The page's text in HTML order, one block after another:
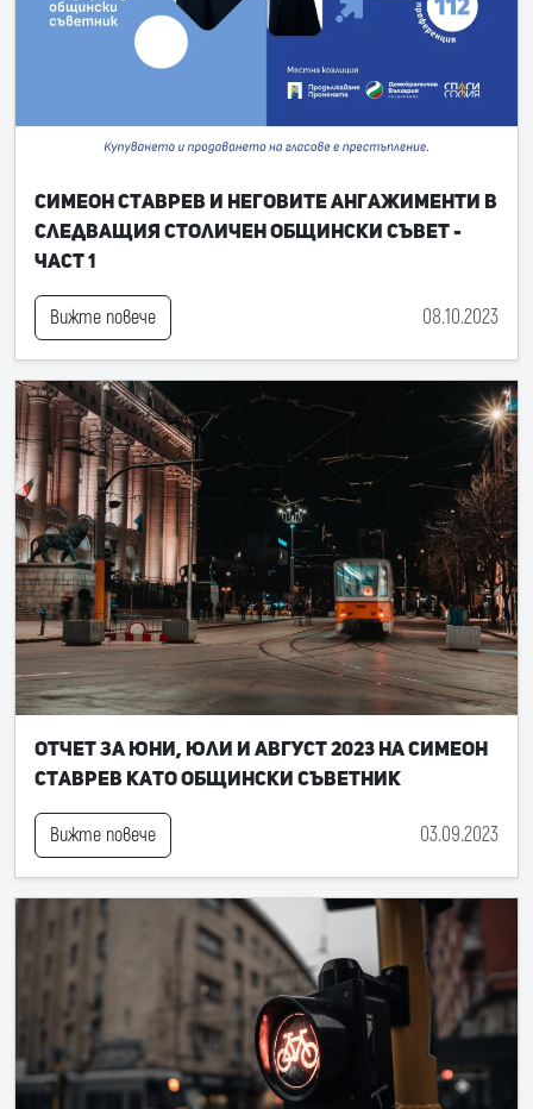
Симеон Ставрев и неговите ангажименти в
следващия Столичен общински съвет -
част 1
Вижте повече 08.10.2023
Отчет за юни, юли и август 2023 на Симеон
Ставрев като общински съветник
Вижте повече 03.09.2023